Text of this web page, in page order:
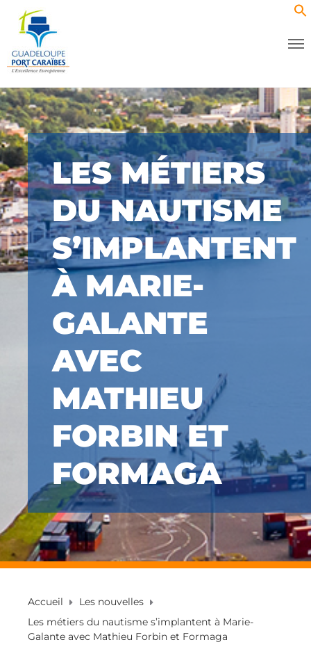
LES MÉTIERS
DU NAUTISME
S’IMPLANTENT
À MARIE-
GALANTE
AVEC
MATHIEU
FORBIN ET
FORMAGA
Accueil
Les nouvelles
Les métiers du nautisme s’implantent à Marie-
Galante avec Mathieu Forbin et Formaga